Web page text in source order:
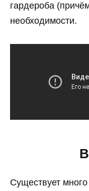
гардероба
необходимости.
Существует